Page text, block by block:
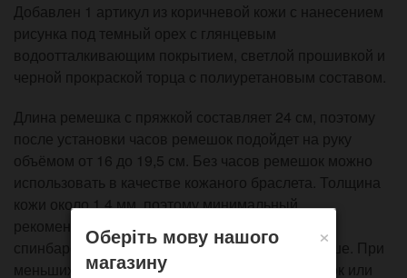
Добавлен 1 артикул из коричневой кожи с нанесением
рисунка под темный орех с глянцевым
водоотталкивающим покрытием, светлой прошивкой и
черной прокраской торца c полиуретановым составом.
Длина ремешка с пряжкой составляет 24 см, поэтому
после установки часов ремешок подойдет на руку
объёмом от 16 до 19,5 см. Без часов ремешок можно
использовать в качестве кожаного браслета. Толщина
кожи около 1,4 мм, поэтому минимальный
рекомендуемый зазор между корпусом часов и
спинбаром должна быть от 1,4 мм, лучше больше. При
меньших зазорах есть риск поцарапать ремешок или
×
Оберіть мову нашого
магазину